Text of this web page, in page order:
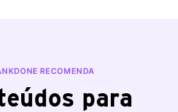
RECOMENDA
para